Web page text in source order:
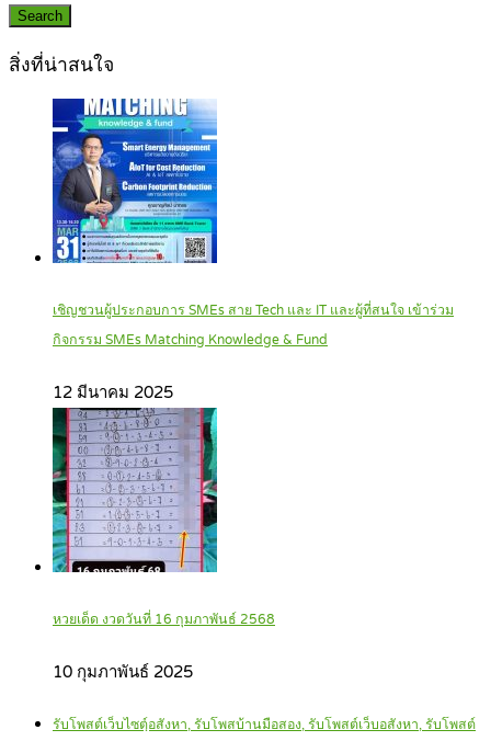
Search
สิ่งที่น่าสนใจ
เชิญชวนผู้ประกอบการ SMEs สาย Tech และ IT และผู้ที่สนใจ เข้าร่วม
กิจกรรม SMEs Matching Knowledge & Fund
12 มีนาคม 2025
หวยเด็ด งวดวันที่ 16 กุมภาพันธ์ 2568
10 กุมภาพันธ์ 2025
รับโพสต์เว็บไซตฺ์อสังหา, รับโพสบ้านมือสอง, รับโพสต์เว็บอสังหา, รับโพสต์